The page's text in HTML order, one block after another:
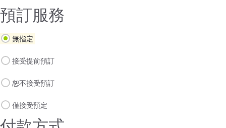
預訂服務
無指定
接受提前預訂
恕不接受預訂
僅接受預定